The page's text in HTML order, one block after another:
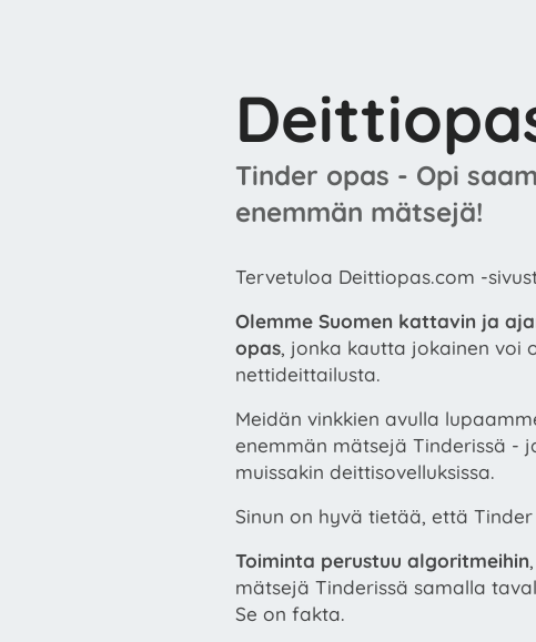
Tinder opas - Opi
enemmän mätsejä!
Tervetuloa Deittiopas.com -
Olemme Suomen kattavin ja
opas, jonka kautta jokainen voi
nettideittailusta.
Meidän vinkkien avulla
enemmän mätsejä Tinderissä -
muissakin deittisovelluksissa.
Sinun on hyvä tietää, että
Toiminta perustuu algoritmeihin
mätsejä Tinderissä samalla
Se on fakta.